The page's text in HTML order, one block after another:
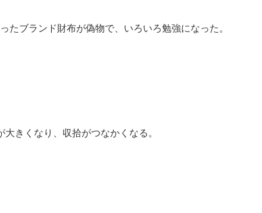
たブランド財布が偽物で、いろいろ勉強になった。
きくなり、収拾がつなかくなる。